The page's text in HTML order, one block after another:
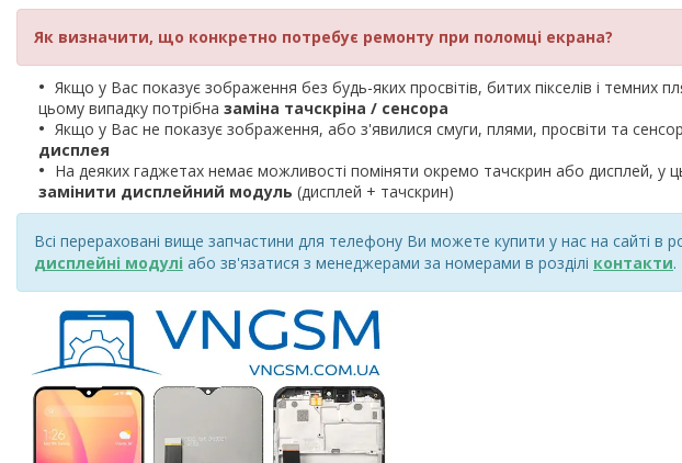
Як визначити, що конкретно потребує ремонту при поломці екрана?
Якщо у Вас показує зображення без будь-яких просвітів, битих пікселів і темних
цьому випадку потрібна заміна тачскріна / сенсора
Якщо у Вас не показує зображення, або з'явилися смуги, плями, просвіти та
дисплея
На деяких гаджетах немає можливості поміняти окремо тачскрин або дисплей, у
замінити дисплейний модуль (дисплей + тачскрин)
Всі перераховані вище запчастини для телефону Ви можете купити у нас на сайті в
дисплейні модулі або зв'язатися з менеджерами за номерами в розділі контакти.